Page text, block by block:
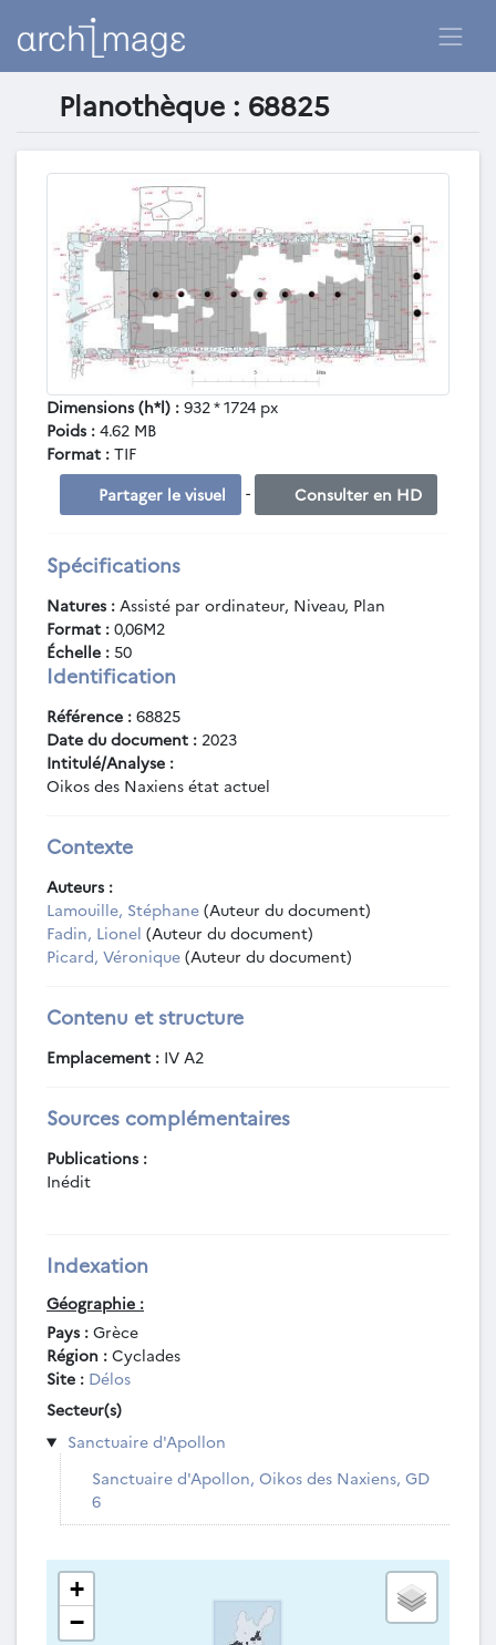
Planothèque : 68825
Dimensions (h*l) : 932 * 1724 px
Poids : 4.62 MB
Format : TIF
Partager le visuel
- Consulter en HD
Spécifications
Natures : Assisté par ordinateur, Niveau, Plan
Format : 0,06M2
Échelle : 50
Identification
Référence : 68825
Date du document : 2023
Intitulé/Analyse :
Oikos des Naxiens état actuel
Contexte
Auteurs :
Lamouille, Stéphane (Auteur du document)
Fadin, Lionel (Auteur du document)
Picard, Véronique (Auteur du document)
Contenu et structure
Emplacement : IV A2
Sources complémentaires
Publications :
Inédit
Indexation
Géographie :
Pays : Grèce
Région : Cyclades
Site : Délos
Secteur(s)
Sanctuaire d'Apollon
Sanctuaire d'Apollon, Oikos des Naxiens, GD
6
+
−